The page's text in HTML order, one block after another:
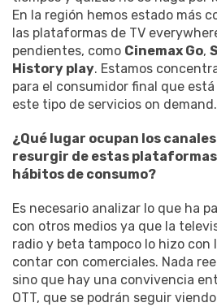
En la región hemos estado más
las plataformas de TV
pendientes, como Cinemax Go,
History play. Estamos
para el consumidor final que
este tipo de servicios on demand.
¿Qué lugar ocupan los
resurgir de estas plataformas
hábitos de consumo?
Es necesario analizar lo que ha
con otros medios ya que la
radio y beta tampoco lo hizo con
contar con comerciales. Nada
sino que hay una convivencia
OTT, que se podrán seguir